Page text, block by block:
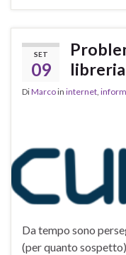
SET
09
libreria
DiMarcoin internet,
Da tempo sono
(per quanto